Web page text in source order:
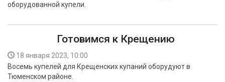
оборудованной купели.
Готовимся к Крещению
18 января 2023, 10:00
Восемь купелей для Крещенских купаний оборудуют в
Тюменском районе.